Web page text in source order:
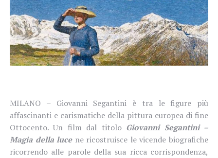
MILANO – Giovanni Segantini è tra le figure più
affascinanti e carismatiche della pittura europea di fine
Ottocento. Un film dal titolo Giovanni Segantini –
Magia della lucene ricostruisce le vicende biografiche
ricorrendo alle parole della sua ricca corrispondenza,